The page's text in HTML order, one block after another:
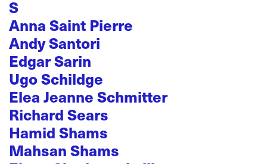
S
Anna Saint Pierre
Andy Santori
Edgar Sarin
Ugo Schildge
Elea Jeanne Schmitter
Richard Sears
Hamid Shams
Mahsan Shams